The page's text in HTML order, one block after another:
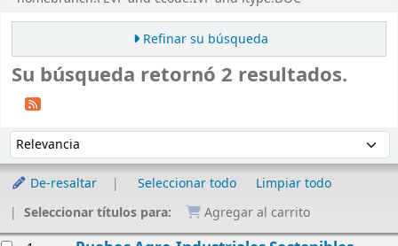
Refinar su búsqueda
Su búsqueda retornó 2 resultados.
Ordenar por:
De-resaltar Seleccionar todo
Limpiar todo
Seleccionar títulos para:
Agregar al carrito